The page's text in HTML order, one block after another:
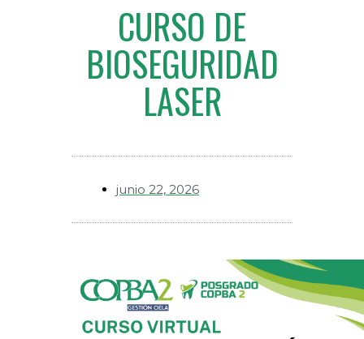
CURSO DE
BIOSEGURIDAD
LASER
junio 22, 2026